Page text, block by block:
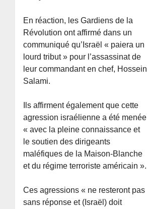
En réaction, les Gardiens de la
Révolution ont affirmé dans un
communiqué qu’Israël « paiera un
lourd tribut » pour l’assassinat de
leur commandant en chef, Hossein
Salami.
Ils affirment également que cette
agression israélienne a été menée
« avec la pleine connaissance et
le soutien des dirigeants
maléfiques de la Maison-Blanche
et du régime terroriste américain ».
Ces agressions « ne resteront pas
sans réponse et (Israël) doit